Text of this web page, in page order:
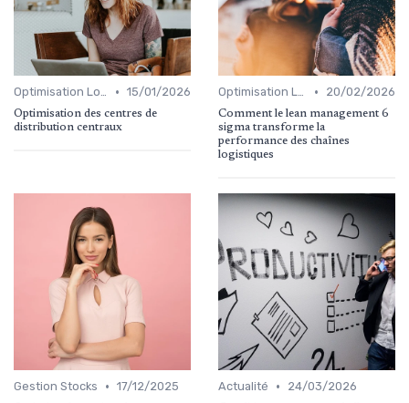
Optimisation Logistique • 15/01/2026
Optimisation des centres de
distribution centraux
Optimisation Logistique • 20/02/2026
Comment le lean management 6
sigma transforme la
performance des chaînes
logistiques
Gestion Stocks • 17/12/2025 Actualité • 24/03/2026